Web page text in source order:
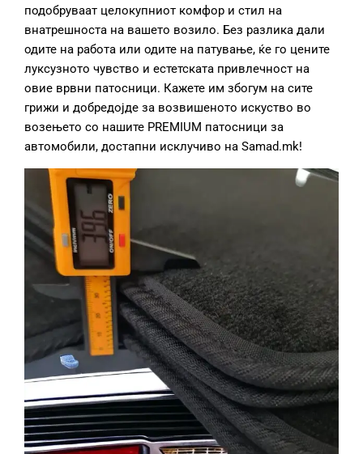
подобруваат целокупниот комфор и стил на
внатрешноста на вашето возило. Без разлика дали
одите на работа или одите на патување, ќе го цените
луксузното чувство и естетската привлечност на
овие врвни патосници. Кажете им збогум на сите
грижи и добредојде за возвишеното искуство во
возењето со нашите PREMIUM патосници за
автомобили, достапни исклучиво на Samad.mk!